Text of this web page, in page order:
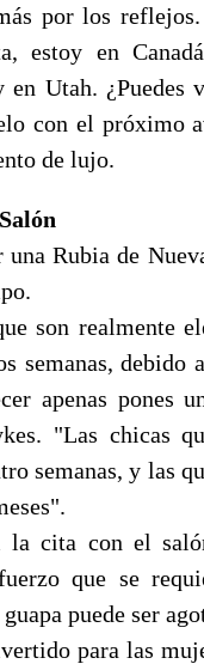
por los
estoy en
en Utah. ¿Puedes
con el próximo
de lujo.
Rubia de
son realmente
semanas, debido
apenas pones
"Las chicas
semanas, y las
la cita con el
que se
puede ser
para las